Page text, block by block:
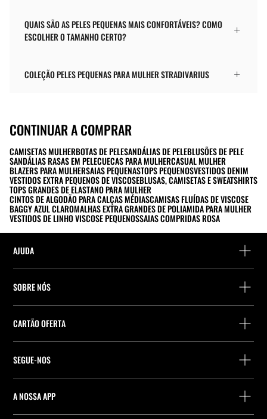
QUAIS SÃO AS PELES PEQUENAS MAIS CONFORTÁVEIS? COMO
ESCOLHER O TAMANHO CERTO?
COLEÇÃO PELES PEQUENAS PARA MULHER STRADIVARIUS
CONTINUAR A COMPRAR
CAMISETAS MULHERBOTAS DE PELESANDÁLIAS DE PELEBLUSÕES DE PELE
SANDÁLIAS RASAS EM PELECUECAS PARA MULHERCASUAL MULHER
BLAZERS PARA MULHERSAIAS PEQUENASTOPS PEQUENOSVESTIDOS DENIM
VESTIDOS EXTRA PEQUENOS DE VISCOSEBLUSAS, CAMISETAS E SWEATSHIRTS
TOPS GRANDES DE ELASTANO PARA MULHER
CINTOS DE ALGODÃO PARA CALÇAS MÉDIASCAMISAS FLUÍDAS DE VISCOSE
BAGGY AZUL CLAROMALHAS EXTRA GRANDES DE POLIAMIDA PARA MULHER
VESTIDOS DE LINHO VISCOSE PEQUENOSSAIAS COMPRIDAS ROSA
AJUDA
Localiza a tua encomenda
Localizador de pontos de entrega
Preferências de cookies
SOBRE NÓS
Empresa
Company Profile
CARTÃO OFERTA
Compra de Cartão Presente
SEGUE-NOS
A NOSSA APP